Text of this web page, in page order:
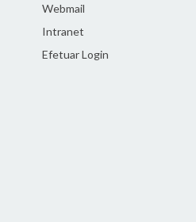
Webmail
Intranet
Efetuar Login